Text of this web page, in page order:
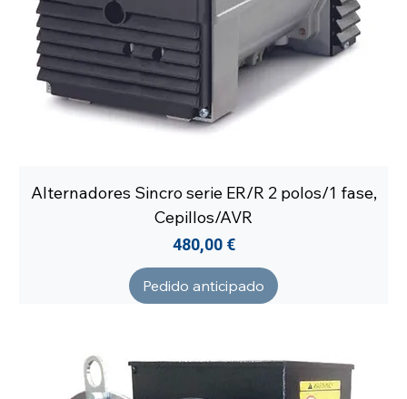
Alternadores Sincro serie ER/R 2 polos/1 fase,
Cepillos/AVR
Precio
480,00 €
Pedido anticipado